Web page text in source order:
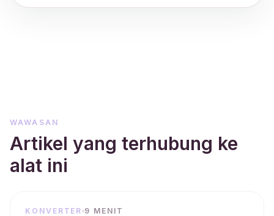
WAWASAN
Artikel yang terhubung ke
alat ini
KONVERTER 9 MENIT